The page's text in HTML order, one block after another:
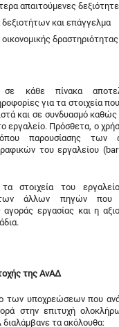
απαιτούμενες
και επάγγελμα
σε κάθε πίνακα
για τα στοιχεία
και σε συνδυασμό καθώς
εργαλείο. Πρόσθετα, ο
παρουσίασης των
του εργαλείου
τα στοιχεία του
άλλων πηγών που
εργασίας και η
της ΑνΑΔ
των υποχρεώσεων που
στην επιτυχή
τα ακόλουθα: